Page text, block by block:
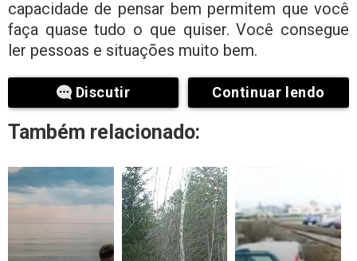
capacidade de pensar bem permitem que você
faça quase tudo o que quiser. Você consegue
ler pessoas e situações muito bem.
Discutir Continuar lendo
Também relacionado: